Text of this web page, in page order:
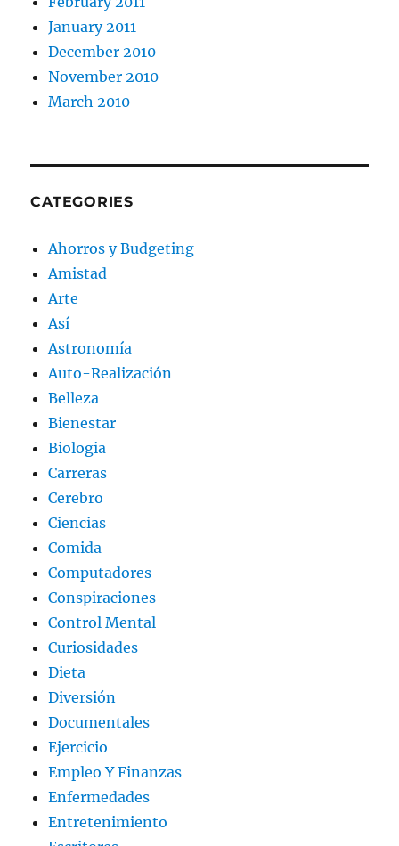
January 2011
December 2010
November 2010
March 2010
CATEGORIES
Ahorros y Budgeting
Amistad
Arte
Así
Astronomía
Auto-Realización
Belleza
Bienestar
Biologia
Carreras
Cerebro
Ciencias
Comida
Computadores
Conspiraciones
Control Mental
Curiosidades
Dieta
Diversión
Documentales
Ejercicio
Empleo Y Finanzas
Enfermedades
Entretenimiento